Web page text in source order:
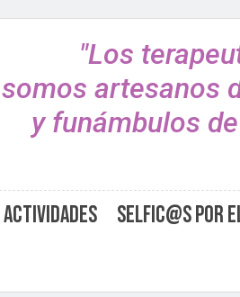
"Los
somos artesanos
y funámbulos
Selfic@s por